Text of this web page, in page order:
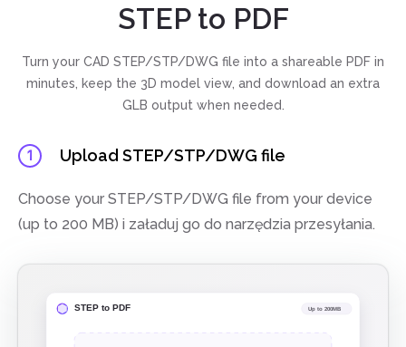
STEP to PDF
Turn your CAD STEP/STP/DWG file into a shareable PDF in
minutes, keep the 3D model view, and download an extra
GLB output when needed.
1 Upload STEP/STP/DWG file
Choose your STEP/STP/DWG file from your device
(up to 200 MB) i załaduj go do narzędzia przesyłania.